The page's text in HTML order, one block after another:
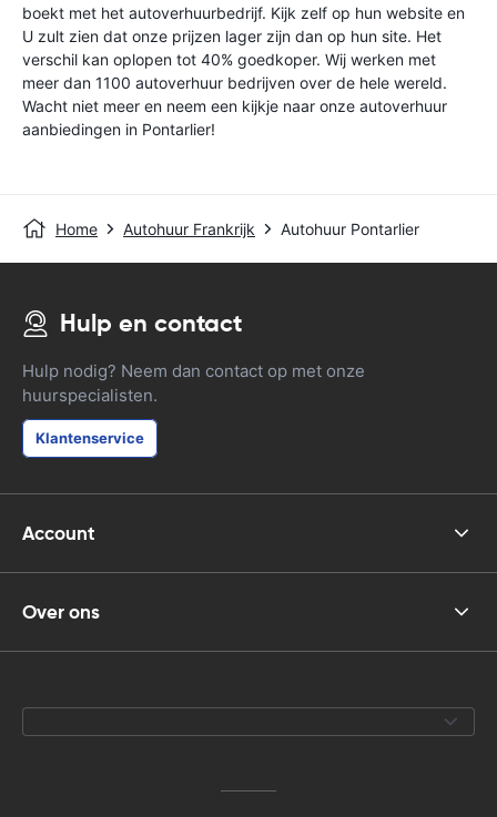
boekt met het autoverhuurbedrijf. Kijk zelf op hun website en
U zult zien dat onze prijzen lager zijn dan op hun site. Het
verschil kan oplopen tot 40% goedkoper. Wij werken met
meer dan 1100 autoverhuur bedrijven over de hele wereld.
Wacht niet meer en neem een kijkje naar onze autoverhuur
aanbiedingen in Pontarlier!
Home Autohuur Frankrijk Autohuur Pontarlier
Hulp en contact
Hulp nodig? Neem dan contact op met onze
huurspecialisten.
Klantenservice
Account
Over ons